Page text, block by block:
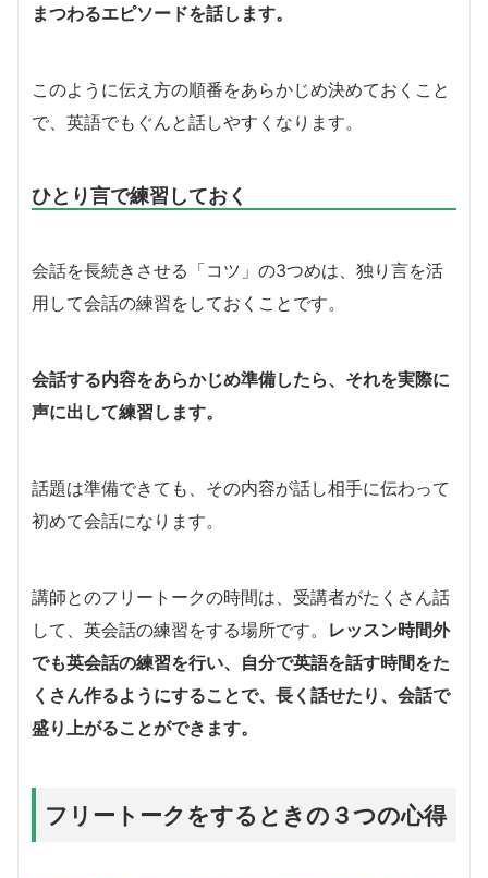
まつわるエピソードを話します。
このように伝え方の順番をあらかじめ決めておくこと
で、英語でもぐんと話しやすくなります。
ひとり言で練習しておく
会話を長続きさせる「コツ」の3つめは、独り言を活
用して会話の練習をしておくことです。
会話する内容をあらかじめ準備したら、それを実際に
声に出して練習します。
話題は準備できても、その内容が話し相手に伝わって
初めて会話になります。
講師とのフリートークの時間は、受講者がたくさん話
して、英会話の練習をする場所です。 レッスン時間外
でも英会話の練習を行い、自分で英語を話す時間をた
くさん作るようにすることで、長く話せたり、会話で
盛り上がることができます。
フリートークをするときの３つの心得